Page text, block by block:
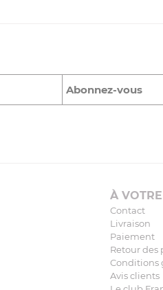
À
Contact
Livraison
Paiement
Retour des
Conditions
Avis clients